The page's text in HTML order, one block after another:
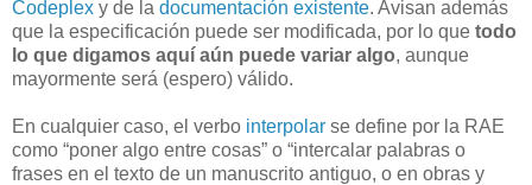
Codeplex y de la documentación existente. Avisan además
que la especificación puede ser modificada, por lo que todo
lo que digamos aquí aún puede variar algo, aunque
mayormente será (espero) válido.
En cualquier caso, el verbo interpolar se define por la RAE
como “poner algo entre cosas” o “intercalar palabras o
frases en el texto de un manuscrito antiguo, o en obras y